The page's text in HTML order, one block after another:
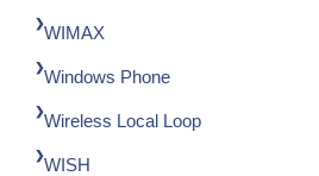
WIMAX
Windows Phone
Wireless Local Loop
WISH